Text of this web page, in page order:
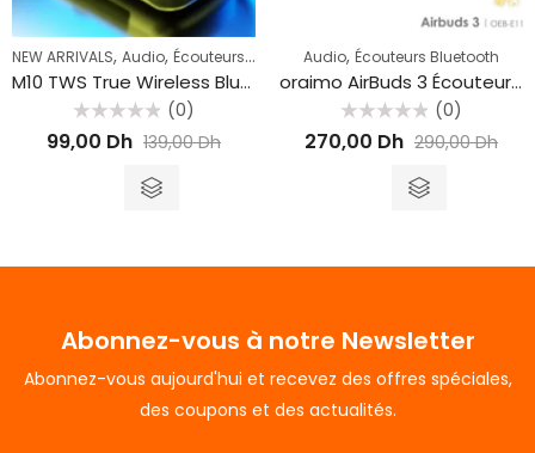
NEW ARRIVALS, Audio, Écouteurs Bluetooth
M10 TWS True Wireless Bluetooth EarbudsTouch Earbuds headphone BT 5.1
0
(0)
99,00 Dh 139,00Dh
Audio, Écouteurs Bluetooth
oraimo AirBuds 3 Écouteurs sans fil IPX7
0
(0)
270,00 Dh 290,00Dh
Abonnez-vous à notre Newsletter
Abonnez-vous aujourd'hui et recevez des offres spéciales,
des coupons et des actualités.